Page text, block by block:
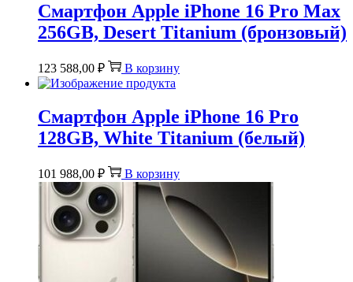
Смартфон Apple iPhone 16 Pro Max
256GB, Desert Titanium (бронзовый)
123 588,00 ₽ В корзину
Смартфон Apple iPhone 16 Pro
128GB, White Titanium (белый)
101 988,00 ₽ В корзину